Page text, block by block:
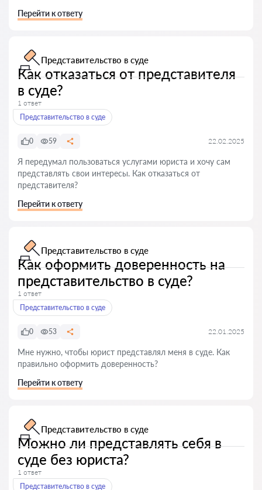
Перейти к ответу
Представительство в суде
Как отказаться от представителя
в суде?
1 ответ
Представительство в суде
0 59 22.02.2025
Я передумал пользоваться услугами юриста и хочу сам
представлять свои интересы. Как отказаться от
представителя?
Перейти к ответу
Представительство в суде
Как оформить доверенность на
представительство в суде?
1 ответ
Представительство в суде
0 53 22.01.2025
Мне нужно, чтобы юрист представлял меня в суде. Как
правильно оформить доверенность?
Перейти к ответу
Представительство в суде
Можно ли представлять себя в
суде без юриста?
1 ответ
Представительство в суде